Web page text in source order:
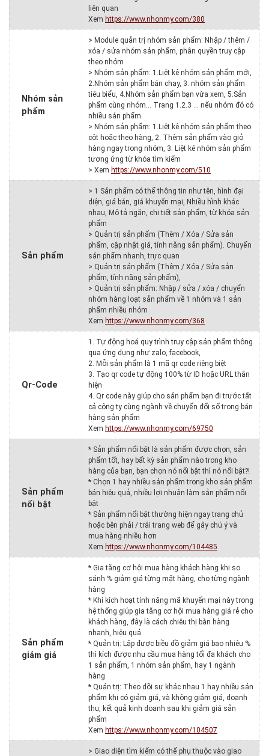
liên quan
Xem https://www.nhonmy.com/380
Nhóm sản
phẩm
> Module quản trị nhóm sản phẩm: Nhập / thêm /
xóa / sửa nhóm sản phẩm, phân quyền truy cập
theo nhóm
> Nhóm sản phẩm: 1.Liệt kê nhóm sản phẩm mới,
2.Nhóm sản phẩm bán chạy, 3. nhóm sản phẩm
tiêu biểu, 4.Nhóm sản phẩm bạn vừa xem, 5.Sản
phẩm cùng nhóm… Trang 1.2.3 … nếu nhóm đó có
nhiều sản phẩm
> Nhóm sản phẩm: 1.Liệt kê nhóm sản phẩm theo
cột hoặc theo hàng, 2. Thêm sản phẩm vào giỏ
hàng ngay trong nhóm, 3. Liệt kê nhóm sản phẩm
tương ứng từ khóa tìm kiếm
> Xem https://www.nhonmy.com/510
Sản phẩm
> 1 Sản phẩm có thể thông tin như tên, hình đại
diện, giá bán, giá khuyến mại, Nhiều hình khác
nhau, Mô tả ngăn, chi tiết sản phẩm, từ khóa sản
phẩm
> Quản trị sản phẩm (Thêm / Xóa / Sửa sản
phẩm, cập nhật giá, tính năng sản phẩm). Chuyển
sản phẩm nhanh, trực quan
> Quản trị sản phẩm (Thêm / Xóa / Sửa sản
phẩm, tính năng sản phẩm),
> Quản trị sản phẩm: Nhập / sửa / xóa / chuyển
nhóm hàng loạt sản phẩm về 1 nhóm và 1 sản
phẩm nhiều nhóm
Xem https://www.nhonmy.com/368
Qr-Code
1. Tự động hoá quy trình truy cập sản phẩm thông
qua ứng dụng như zalo, facebook,
2. Mỗi sản phẩm là 1 mã qr code riêng biệt
3. Tạo qr code tự động 100% từ ID hoặc URL thân
hiện
4. Qr code này giúp cho sản phẩm bạn đi trước tất
cả công ty cùng ngành về chuyển đổi số trong bán
hàng sản phẩm
Xem https://www.nhonmy.com/69750
Sản phẩm
nổi bật
* Sản phẩm nổi bật là sản phẩm được chọn, sản
phẩm tốt, hay bất kỳ sản phẩm nào trong kho
hàng của bạn, bạn chọn nó nổi bật thì nó nổi bật?!
* Chọn 1 hay nhiều sản phẩm trong kho sản phẩm
bán hiệu quả, nhiều lợi nhuận làm sản phẩm nổi
bật
* Sản phẩm nổi bật thường hiện ngay trang chủ
hoặc bên phải / trái trang web để gây chú ý và
mua hàng nhiều hơn
Xem https://www.nhonmy.com/104485
Sản phẩm
giảm giá
* Gia tăng cơ hội mua hàng khách hàng khi so
sánh % giảm giá từng mặt hàng, cho từng ngành
hàng
* Khi kích hoạt tính năng mã khuyến mại này trong
hệ thống giúp gia tăng cơ hội mua hàng giá rẻ cho
khách hàng, đây là cách chiêu thị bàn hàng
nhanh, hiệu quả
* Quản trị: Lập được biều đồ giảm giá bao nhiêu %
thì kích được nhu cầu mua hàng tối đa khách cho
1 sản phẩm, 1 nhóm sản phẩm, hay 1 ngành
hàng
* Quản trị: Theo dõi sự khác nhau 1 hay nhiều sản
phẩm khi có giảm giá, và không giảm giá, doanh
thu, kết quả kinh doanh sau khi giảm giá sản
phẩm
Xem https://www.nhonmy.com/104507
> Giao diện tìm kiếm có thể phụ thuộc vào giao